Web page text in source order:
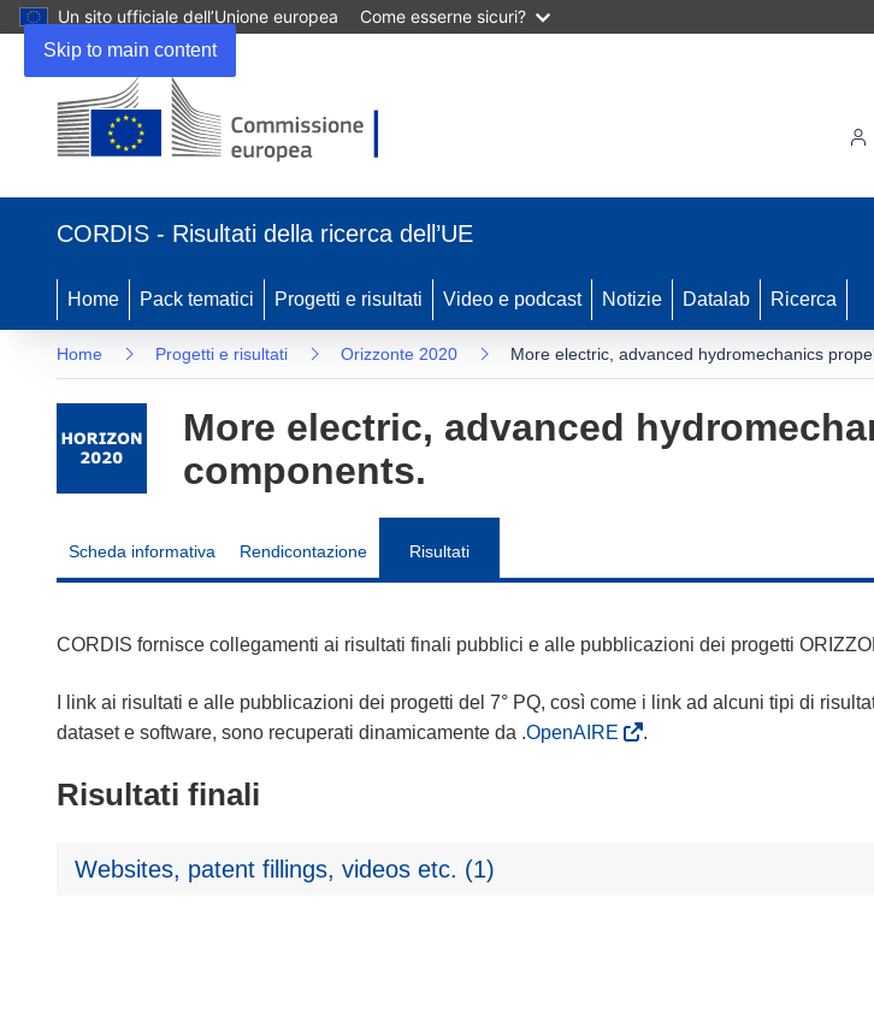
Skip to main content
Un sito ufficiale dell’Unione europea Come esserne sicuri?
in
nuova
finestra)
CORDIS - Risultati della ricerca dell’UE
Home Pack tematici Progetti e risultati Video e podcast Notizie Datalab Ricerca
Home Progetti e risultati Orizzonte 2020 More electric, advanced hydromechanics
More electric, advanced
components.
Scheda informativa Rendicontazione Risultati
CORDIS fornisce collegamenti ai risultati finali pubblici e alle pubblicazioni dei progetti
I link ai risultati e alle pubblicazioni dei progetti del 7° PQ, così come i link ad alcuni tipi di
dataset e software, sono recuperati dinamicamente da .OpenAIRE .
Risultati finali
Websites, patent fillings, videos etc. (1)